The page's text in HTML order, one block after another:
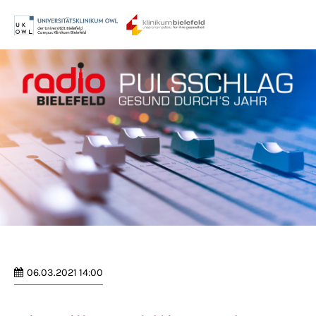
Login
Benutzername
Passwort
Anmelden
06.03.2021 14:00